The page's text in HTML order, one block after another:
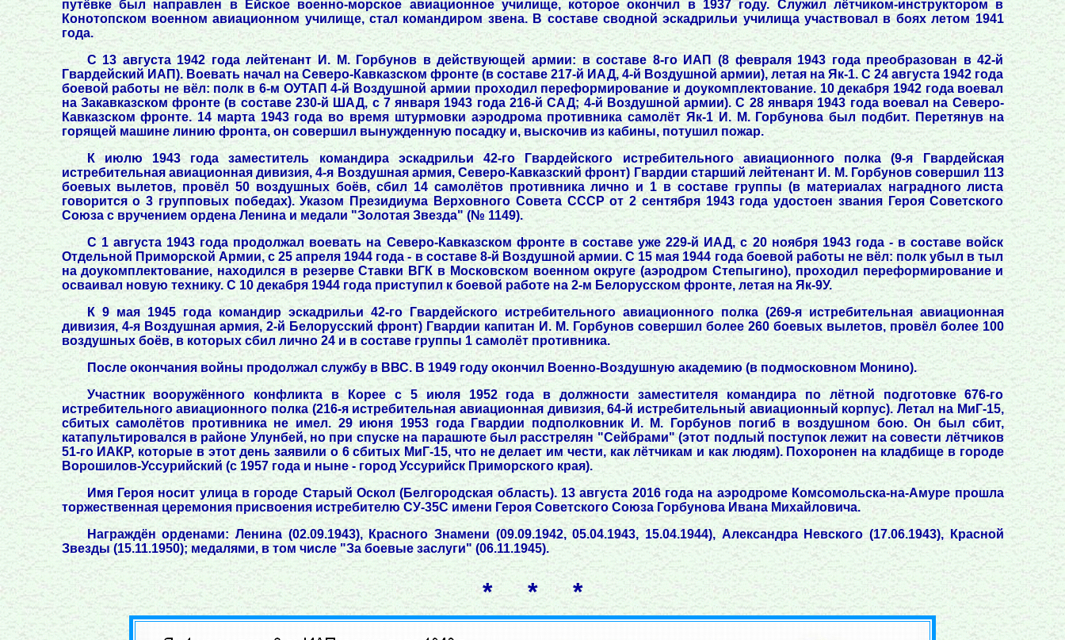
путёвке был направлен в Ейское военно-морское авиационное училище, которое окончил в 1937 году. Служил лётчиком-инструктором в
Конотопском военном авиационном училище, стал командиром звена. В составе сводной эскадрильи училища участвовал в боях летом 1941
года.
С 13 августа 1942 года лейтенант И. М. Горбунов в действующей армии: в составе 8-го ИАП (8 февраля 1943 года преобразован в 42-й
Гвардейский ИАП). Воевать начал на Северо-Кавказском фронте (в составе 217-й ИАД, 4-й Воздушной армии), летая на Як-1. С 24 августа 1942 года
боевой работы не вёл: полк в 6-м ОУТАП 4-й Воздушной армии проходил переформирование и доукомплектование. 10 декабря 1942 года воевал
на Закавказском фронте (в составе 230-й ШАД, с 7 января 1943 года 216-й САД; 4-й Воздушной армии). С 28 января 1943 года воевал на Северо-
Кавказском фронте. 14 марта 1943 года во время штурмовки аэродрома противника самолёт Як-1 И. М. Горбунова был подбит. Перетянув на
горящей машине линию фронта, он совершил вынужденную посадку и, выскочив из кабины, потушил пожар.
К июлю 1943 года заместитель командира эскадрильи 42-го Гвардейского истребительного авиационного полка (9-я Гвардейская
истребительная авиационная дивизия, 4-я Воздушная армия, Северо-Кавказский фронт) Гвардии старший лейтенант И. М. Горбунов совершил 113
боевых вылетов, провёл 50 воздушных боёв, сбил 14 самолётов противника лично и 1 в составе группы (в материалах наградного листа
говорится о 3 групповых победах). Указом Президиума Верховного Совета СССР от 2 сентября 1943 года удостоен звания Героя Советского
Союза с вручением ордена Ленина и медали "Золотая Звезда" (№ 1149).
С 1 августа 1943 года продолжал воевать на Северо-Кавказском фронте в составе уже 229-й ИАД, с 20 ноября 1943 года - в составе войск
Отдельной Приморской Армии, с 25 апреля 1944 года - в составе 8-й Воздушной армии. С 15 мая 1944 года боевой работы не вёл: полк убыл в тыл
на доукомплектование, находился в резерве Ставки ВГК в Московском военном округе (аэродром Степыгино), проходил переформирование и
осваивал новую технику. С 10 декабря 1944 года приступил к боевой работе на 2-м Белорусском фронте, летая на Як-9У.
К 9 мая 1945 года командир эскадрильи 42-го Гвардейского истребительного авиационного полка (269-я истребительная авиационная
дивизия, 4-я Воздушная армия, 2-й Белорусский фронт) Гвардии капитан И. М. Горбунов совершил более 260 боевых вылетов, провёл более 100
воздушных боёв, в которых сбил лично 24 и в составе группы 1 самолёт противника.
После окончания войны продолжал службу в ВВС. В 1949 году окончил Военно-Воздушную академию (в подмосковном Монино).
Участник вооружённого конфликта в Корее с 5 июля 1952 года в должности заместителя командира по лётной подготовке 676-го
истребительного авиационного полка (216-я истребительная авиационная дивизия, 64-й истребительный авиационный корпус). Летал на МиГ-15,
сбитых самолётов противника не имел. 29 июня 1953 года Гвардии подполковник И. М. Горбунов погиб в воздушном бою. Он был сбит,
катапультировался в районе Улунбей, но при спуске на парашюте был расстрелян "Сейбрами" (этот подлый поступок лежит на совести лётчиков
51-го ИАКР, которые в этот день заявили о 6 сбитых МиГ-15, что не делает им чести, как лётчикам и как людям). Похоронен на кладбище в городе
Ворошилов-Уссурийский (с 1957 года и ныне - город Уссурийск Приморского края).
Имя Героя носит улица в городе Старый Оскол (Белгородская область). 13 августа 2016 года на аэродроме Комсомольска-на-Амуре прошла
торжественная церемония присвоения истребителю СУ-35С имени Героя Советского Союза Горбунова Ивана Михайловича.
Награждён орденами: Ленина (02.09.1943), Красного Знамени (09.09.1942, 05.04.1943, 15.04.1944), Александра Невского (17.06.1943), Красной
Звезды (15.11.1950); медалями, в том числе "За боевые заслуги" (06.11.1945).
* * *